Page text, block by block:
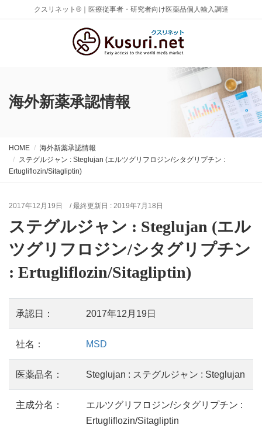
クスリネット®｜医療従事者・研究者向け医薬品個人輸入調達
海外新薬承認情報
HOME
海外新薬承認情報
ステグルジャン : Steglujan (エルツグリフロジン/シタグリプチン :
Ertugliflozin/Sitagliptin)
2017年12月19日 / 最終更新日 : 2019年7月18日
ステグルジャン : Steglujan (エル
ツグリフロジン/シタグリプチン
: Ertugliflozin/Sitagliptin)
承認日： 2017年12月19日
社名： MSD
医薬品名： Steglujan : ステグルジャン : Steglujan
主成分名：
エルツグリフロジン/シタグリプチン :
Ertugliflozin/Sitagliptin